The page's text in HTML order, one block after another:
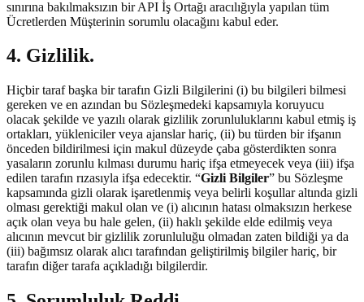
sınırına bakılmaksızın bir API İş Ortağı aracılığıyla yapılan tüm
Ücretlerden Müşterinin sorumlu olacağını kabul eder.
4. Gizlilik.
Hiçbir taraf başka bir tarafın Gizli Bilgilerini (i) bu bilgileri bilmesi
gereken ve en azından bu Sözleşmedeki kapsamıyla koruyucu
olacak şekilde ve yazılı olarak gizlilik zorunluluklarını kabul etmiş iş
ortakları, yükleniciler veya ajanslar hariç, (ii) bu türden bir ifşanın
önceden bildirilmesi için makul düzeyde çaba gösterdikten sonra
yasaların zorunlu kılması durumu hariç ifşa etmeyecek veya (iii) ifşa
edilen tarafın rızasıyla ifşa edecektir. “Gizli Bilgiler” bu Sözleşme
kapsamında gizli olarak işaretlenmiş veya belirli koşullar altında gizli
olması gerektiği makul olan ve (i) alıcının hatası olmaksızın herkese
açık olan veya bu hale gelen, (ii) haklı şekilde elde edilmiş veya
alıcının mevcut bir gizlilik zorunluluğu olmadan zaten bildiği ya da
(iii) bağımsız olarak alıcı tarafından geliştirilmiş bilgiler hariç, bir
tarafın diğer tarafa açıkladığı bilgilerdir.